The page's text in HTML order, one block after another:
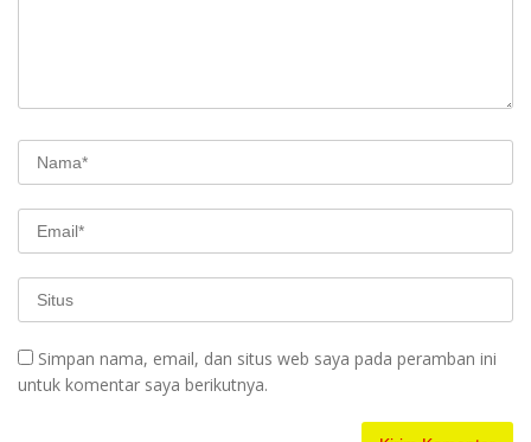
Simpan nama, email, dan situs web saya pada peramban ini
untuk komentar saya berikutnya.